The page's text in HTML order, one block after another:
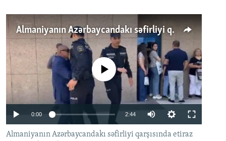
MULTIMEDIA
VIDEO
FOTOQALEREYA
İNFOQRAFIKA
RADIO ARXIV
OXU ZALI
AZƏRBAYCAN ƏDƏBIYYATI KITABXANASI
İSLAM VƏ DEMOKRATIYA
İZ - MƏDƏNIYYƏT PROQRAMI
HAQQIMIZDA
MISSIYAMIZ
PEŞƏ ETIKASI VƏ JURNALISTIKA STANDARTLARIMIZ
MATERIALLARIMIZDAN ISTIFADƏ
AZADLIQRADIOSU MOBIL TELEFONUNUZDA
BIZI IZLƏ
RFE/RL-in bütün saytları
Almaniyanın Azərbaycandakı səfirliyi qarşısında etiraz aksiyası
No media source currently available
0:00 2:44
240p
Almaniyanın Azərbaycandakı səfirliyi qarşısında etiraz